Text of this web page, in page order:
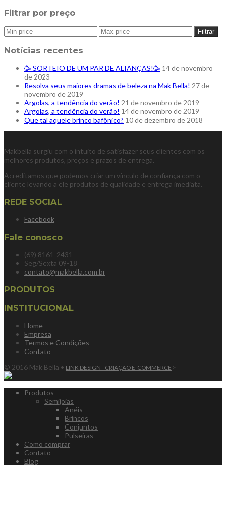
Filtrar por preço
Filtrar
Notícias recentes
🥳 SORTEIO DE UM PAR DE ALIANÇAS!🥳 14 de novembro
de 2023
Resolva seus maiores dramas de beleza na Mak Bella! 27 de
novembro de 2019
Argolas, a tendência do verão!⁠ 21 de novembro de 2019
Argolas, a tendência do verão! 14 de novembro de 2019
Que tal aquele brinco bafônico? 10 de dezembro de 2018
Makbella surgiu com o intuito de satisfazer seus clientes com os
melhores produtos, preços e prazos de entrega.
Acreditamos que podemos criar um vínculo de confiança com o
cliente levando a ele produtos de qualidade e entrega imediata.
REDE SOCIAL
Facebook
Fale conosco
(69) 8161-2431
Seg/Sexta 09-18
contato@makbella.com.br
PRODUTOS
INSTITUCIONAL
Home
Empresa
Termos e Condições
Contato
© 2016 Mak Bella • LINK DESIGN - CRIAÇÃO E-COMMERCE >
Produtos
Semijoias
Anéis
Brincos
Conjuntos
Pulseiras
Como comprar
Contato
Blog